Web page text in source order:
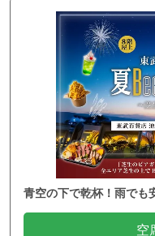
青空の下で乾杯！雨でも
空